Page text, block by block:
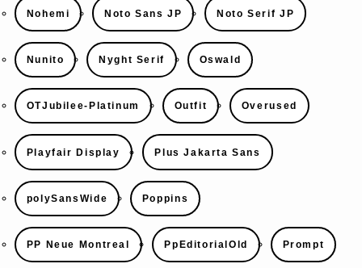
Nohemi Noto Sans JP Noto Serif JP
Nunito Nyght Serif Oswald
OTJubilee-Platinum Outfit Overused
Playfair Display Plus Jakarta Sans
polySansWide Poppins
PP Neue Montreal PpEditorialOld Prompt